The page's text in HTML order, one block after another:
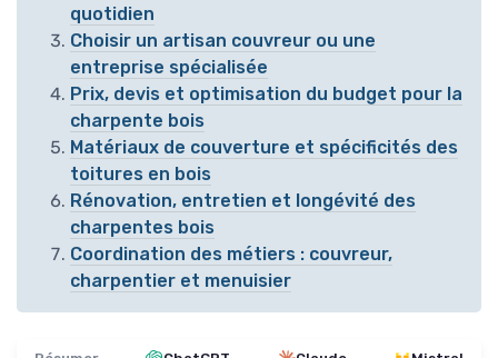
quotidien
Choisir un artisan couvreur ou une
entreprise spécialisée
Prix, devis et optimisation du budget pour la
charpente bois
Matériaux de couverture et spécificités des
toitures en bois
Rénovation, entretien et longévité des
charpentes bois
Coordination des métiers : couvreur,
charpentier et menuisier